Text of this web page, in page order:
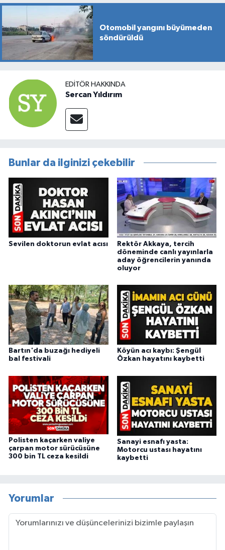
Otomobil yangını büyümeden
söndürüldü
EDITÖR HAKKINDA
Sercan Yıldırım
Bunlar da ilginizi çekebilir
Sevilen doktorun evlat acısı
Rektör Akkaya, tercih
döneminde canlı yayınlarla
aday öğrencilerin yanında
oluyor
Bartın'da buzağı hediyeli
bal festivali
Köyün acı kaybı: Şengül
Özkan hayatını kaybetti
Polisten kaçarken valiye
çarpan motor sürücüsüne
300 bin TL ceza kesildi
Sanayi esnafı yasta:
Motorcu ustası hayatını
kaybetti
Yorumlar